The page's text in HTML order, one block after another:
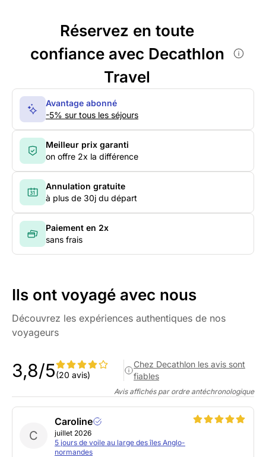
Réservez en toute
confiance avec Decathlon
Travel
Avantage abonné
-5% sur tous les séjours
Meilleur prix garanti
on offre 2x la différence
Annulation gratuite
à plus de 30j du départ
Paiement en 2x
sans frais
Ils ont voyagé avec nous
Découvrez les expériences authentiques de nos
voyageurs
3,8/5(20 avis)
Chez Decathlon les avis sont
fiables
Avis affichés par ordre antéchronologique
C
Caroline
juillet 2026
5 jours de voile au large des îles Anglo-
normandes